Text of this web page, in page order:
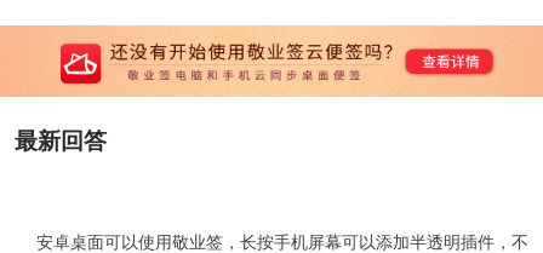
最新回答
安卓桌面可以使用敬业签，长按手机屏幕可以添加半透明插件，不